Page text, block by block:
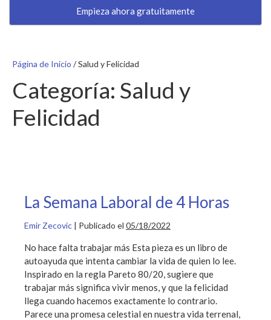
Empieza ahora gratuitamente
Página de Inicio /Salud y Felicidad
Categoría: Salud y
Felicidad
La Semana Laboral de 4 Horas
Emir Zecovic | Publicado el 05/18/2022
No hace falta trabajar más Esta pieza es un libro de
autoayuda que intenta cambiar la vida de quien lo lee.
Inspirado en la regla Pareto 80/20, sugiere que
trabajar más significa vivir menos, y que la felicidad
llega cuando hacemos exactamente lo contrario.
Parece una promesa celestial en nuestra vida terrenal,